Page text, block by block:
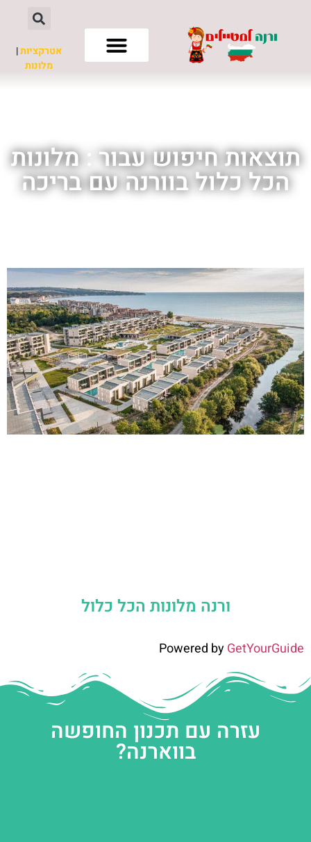
אטרקציות|
מלונות
תוצאות חיפוש עבור : מלונות
הכל כלול בוורנה עם בריכה
ורנה מלונות הכל כלול
Powered byGetYourGuide
עזרה עם תכנון החופשה
בווארנה?